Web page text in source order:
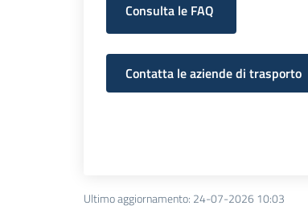
Consulta le FAQ
Contatta le aziende di trasporto
Ultimo aggiornamento: 24-07-2026 10:03